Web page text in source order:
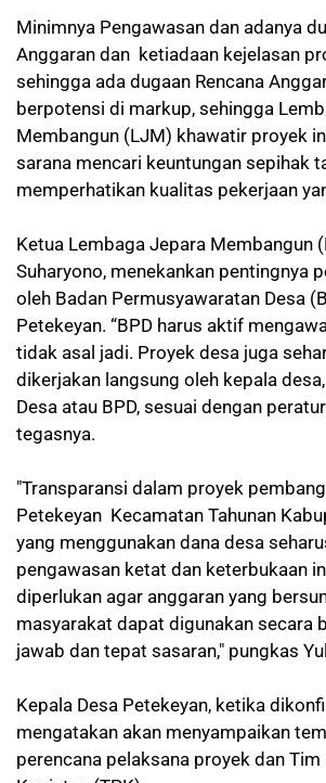
Minimnya Pengawasan dan adanya
Anggaran dan ketiadaan kejelasan
sehingga ada dugaan Rencana
berpotensi di markup, sehingga
Membangun (LJM) khawatir proyek
sarana mencari keuntungan sepihak
memperhatikan kualitas pekerjaan
Ketua Lembaga Jepara Membangun
Suharyono, menekankan pentingnya
oleh Badan Permusyawaratan Desa
Petekeyan. “BPD harus aktif
tidak asal jadi. Proyek desa juga
dikerjakan langsung oleh kepala
Desa atau BPD, sesuai dengan
tegasnya.
"Transparansi dalam proyek
Petekeyan Kecamatan Tahunan
yang menggunakan dana desa
pengawasan ketat dan keterbukaan
diperlukan agar anggaran yang
masyarakat dapat digunakan secara
jawab dan tepat sasaran," pungkas
Kepala Desa Petekeyan, ketika
mengatakan akan menyampaikan
perencana pelaksana proyek dan Tim